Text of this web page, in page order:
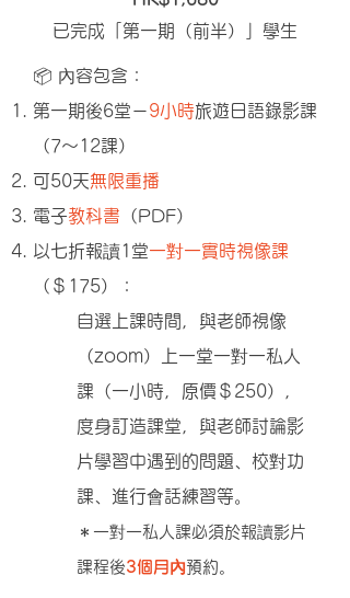
已完成「第一期（前半）」 學生
📦 內容包含：
第一期後6堂－9小時旅遊日語錄影課
（7～12課）
可50天無限重播
​電子教科書 （PDF）
以七折報讀1堂一對一實時視像課
（＄175）：
自選上課時間，與老師視像
（zoom）上一堂一對一私人
課（一小時，原價＄250），
度身訂造課堂，與老師討論影
片學習中遇到的問題、校對功
課、進行會話練習等。
＊一對一私人課必須於報讀影片
課程後3個月內預約。